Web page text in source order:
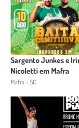
Sargento Junkes e
Nicoletti em Mafra
Mafra - SC